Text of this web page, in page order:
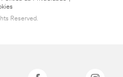
Reserved.